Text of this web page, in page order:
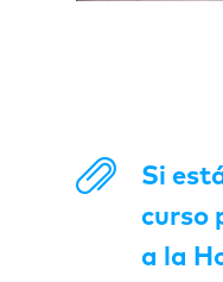
Si
curso
a la